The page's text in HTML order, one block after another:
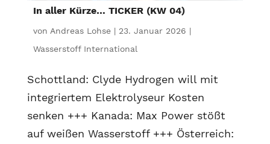
In aller Kürze… TICKER (KW 04)
von Andreas Lohse| 23. Januar 2026 |
Wasserstoff International
Schottland: Clyde Hydrogen will mit
integriertem Elektrolyseur Kosten
senken +++ Kanada: Max Power stößt
auf weißen Wasserstoff +++ Österreich: